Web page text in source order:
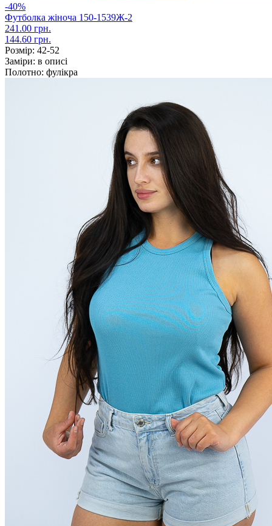
-40%
Футболка жіноча 150-1539Ж-2
241.00 грн.
144.60 грн.
Розмір: 42-52
Заміри: в описі
Полотно: фулікра